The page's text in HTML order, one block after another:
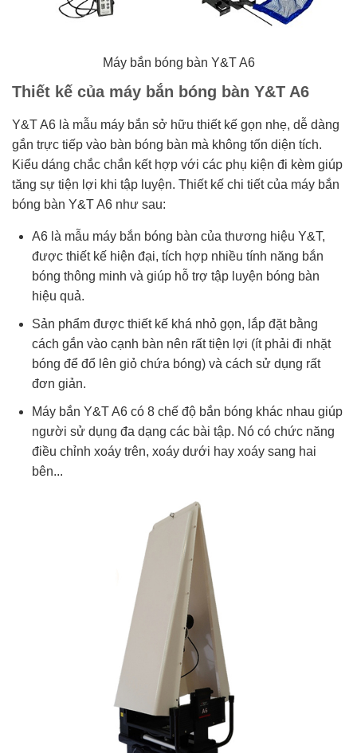
Máy bắn bóng bàn Y&T A6
Thiết kế của máy bắn bóng bàn Y&T A6
Y&T A6 là mẫu máy bắn sở hữu thiết kế gọn nhẹ, dễ dàng
gắn trực tiếp vào bàn bóng bàn mà không tốn diện tích.
Kiểu dáng chắc chắn kết hợp với các phụ kiện đi kèm giúp
tăng sự tiện lợi khi tập luyện. Thiết kế chi tiết của máy bắn
bóng bàn Y&T A6 như sau:
A6 là mẫu máy bắn bóng bàn của thương hiệu Y&T,
được thiết kế hiện đại, tích hợp nhiều tính năng bắn
bóng thông minh và giúp hỗ trợ tập luyện bóng bàn
hiệu quả.
Sản phẩm được thiết kế khá nhỏ gọn, lắp đặt bằng
cách gắn vào cạnh bàn nên rất tiện lợi (ít phải đi nhặt
bóng để đổ lên giỏ chứa bóng) và cách sử dụng rất
đơn giản.
Máy bắn Y&T A6 có 8 chế độ bắn bóng khác nhau giúp
người sử dụng đa dạng các bài tập. Nó có chức năng
điều chỉnh xoáy trên, xoáy dưới hay xoáy sang hai
bên...